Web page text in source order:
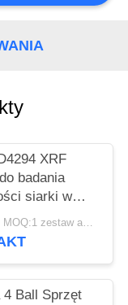
XRF
badania
siarki w
Zbywalny MOQ:1 zestaw analizatora treści XRF Surfur
4 Ball Sprzęt